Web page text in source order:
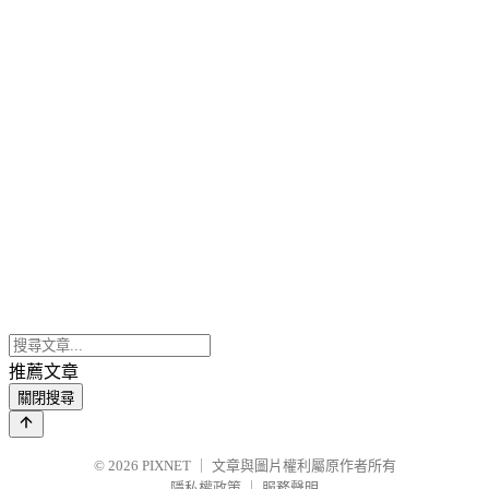
推薦文章
關閉搜尋
© 2026 PIXNET
文章與圖片權利屬原作者所有